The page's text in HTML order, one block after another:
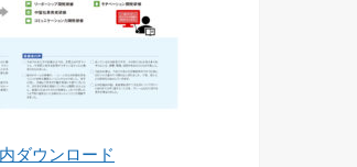
ダウンロード